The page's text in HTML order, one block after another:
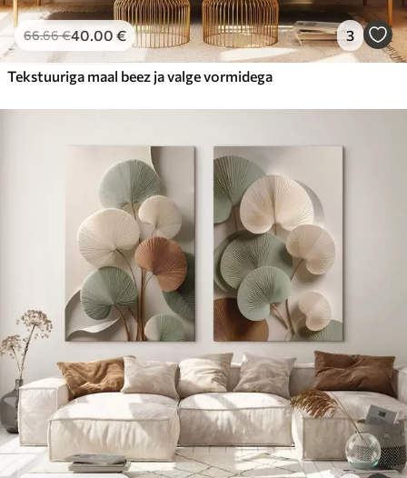
66.66€40.00 € 3
Tekstuuriga maal beez ja valge vormidega